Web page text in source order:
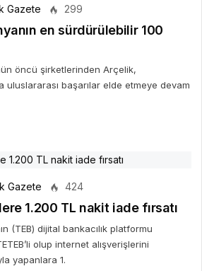
Gazete 299
en sürdürülebilir 100
öncü şirketlerinden Arçelik,
uluslararası başarılar elde etmeye devam
Gazete 424
1.200 TL nakit iade fırsatı
(TEB) dijital bankacılık platformu
olup internet alışverişlerini
yapanlara 1.